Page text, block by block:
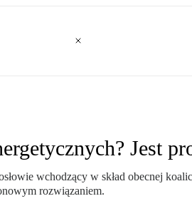
Jest
wchodzący w skład obecnej
rozwiązaniem.